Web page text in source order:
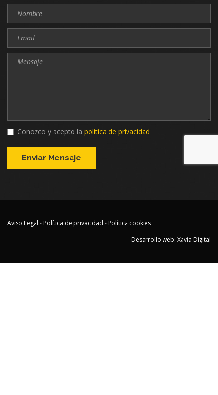
Conozco y acepto la política de privacidad
Enviar Mensaje
Aviso Legal - Política de privacidad - Política cookies
Desarrollo web: Xavia Digital